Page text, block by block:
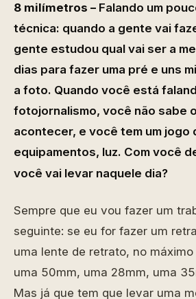
8 milímetros – Falando um
técnica: quando a gente vai
gente estudou qual vai ser a
dias para fazer uma pré e uns
a foto. Quando você está
fotojornalismo, você não sabe
acontecer, e você tem um jogo
equipamentos, luz. Com você
você vai levar naquele dia?
Sempre que eu vou fazer um
seguinte: se eu for fazer um
uma lente de retrato, no
uma 50mm, uma 28mm, uma
Mas já que tem que levar uma